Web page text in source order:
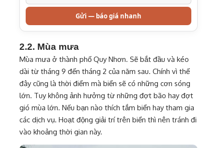
Gửi — báo giá nhanh
2.2. Mùa mưa
Mùa mưa ở thành phố Quy Nhơn. Sẽ bắt đầu và kéo
dài từ tháng 9 đến tháng 2 của năm sau. Chính vì thế
đây cũng là thời điểm mà biển sẽ có những cơn sóng
lớn. Tuy không ảnh hưởng từ những đợt bão hay đợt
gió mùa lớn. Nếu bạn nào thích tắm biển hay tham gia
các dịch vụ. Hoạt động giải trí trên biển thì nên tránh đi
vào khoảng thời gian này.